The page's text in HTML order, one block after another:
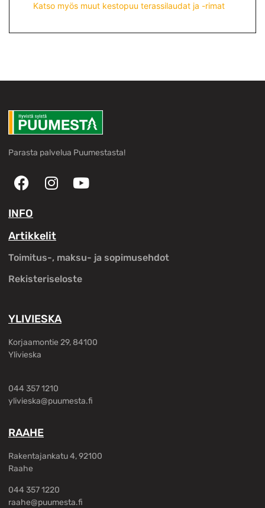
Katso myös muut kestopuu terassilaudat ja -rimat
Parasta palvelua Puumestasta!
INFO
Artikkelit
Toimitus-, maksu- ja sopimusehdot
Rekisteriseloste
YLIVIESKA
Korjaamontie 29, 84100
Ylivieska
044 357 1210
ylivieska@puumesta.fi
RAAHE
Rakentajankatu 4, 92100
Raahe
044 357 1220
raahe@puumesta.fi